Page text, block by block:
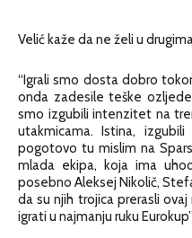
Velić kaže da ne želi u
“Igrali smo dosta dobro
onda zadesile teške
smo izgubili intenzitet na
utakmicama. Istina,
pogotovo tu mislim na
mlada ekipa, koja ima
posebno Aleksej Nikolič,
da su njih trojica prerasli
igrati u najmanju ruku